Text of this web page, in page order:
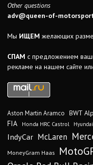
Other questions
adv@queen-of-
Мы ИЩЕМ желающих
СПАМ с предложением
рекламе на нашем сайте
Aston Martin Aramco BWT
FIA Honda HRC Castrol
IndyCar McLaren
MoneyGram Haas